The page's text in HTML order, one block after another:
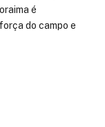
é
do campo e